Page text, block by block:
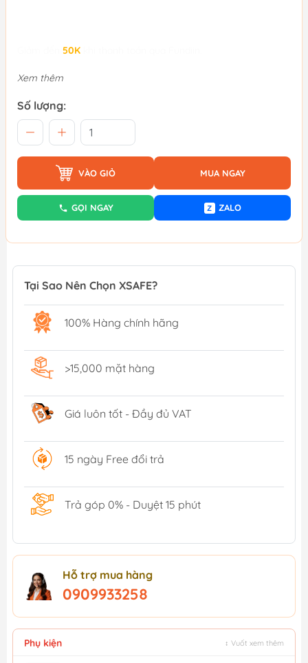
50K
Xem thêm
Số lượng:
VÀO GIỎ MUA NGAY
GỌI NGAY Z ZALO
Tại Sao Nên Chọn XSAFE?
100% Hàng chính hãng
>15,000 mặt hàng
Giá luôn tốt - Đầy đủ VAT
15 ngày Free đổi trả
Trả góp 0% - Duyệt 15 phút
Hỗ trợ mua hàng
0909933258
Phụ kiện ↕ Vuốt xem thêm